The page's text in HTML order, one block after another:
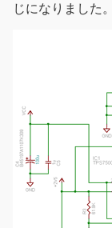
じになりました。